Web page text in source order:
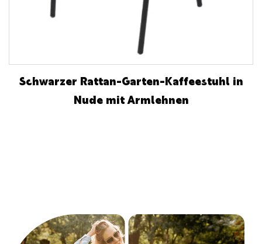
Schwarzer Rattan-Garten-Kaffeestuhl in
Nude mit Armlehnen